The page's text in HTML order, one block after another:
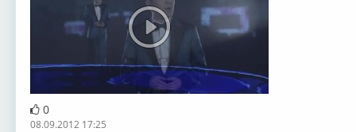
0
08.09.2012 17:25